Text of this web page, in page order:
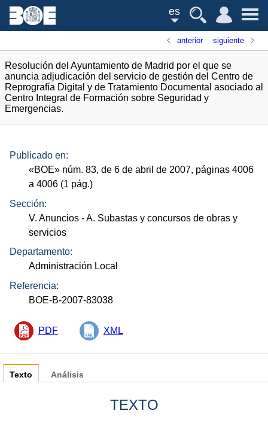
es
anterior siguiente
Resolución del Ayuntamiento de Madrid por el que se
anuncia adjudicación del servicio de gestión del Centro de
Reprografía Digital y de Tratamiento Documental asociado al
Centro Integral de Formación sobre Seguridad y
Emergencias.
Publicado en:
«BOE» núm. 83, de 6 de abril de 2007, páginas 4006
a 4006 (1 pág.)
Sección:
V. Anuncios - A. Subastas y concursos de obras y
servicios
Departamento:
Administración Local
Referencia:
BOE-B-2007-83038
PDF XML
Texto
TEXTO
Análisis